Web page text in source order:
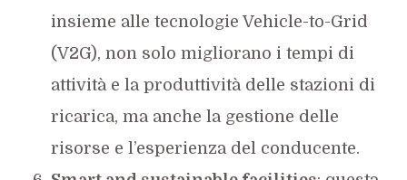
insieme alle tecnologie Vehicle-to-Grid
(V2G), non solo migliorano i tempi di
attività e la produttività delle stazioni di
ricarica, ma anche la gestione delle
risorse e l’esperienza del conducente.